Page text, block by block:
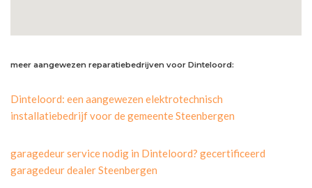
meer aangewezen reparatiebedrijven voor Dinteloord:
Dinteloord: een aangewezen elektrotechnisch
installatiebedrijf voor de gemeente Steenbergen
garagedeur service nodig in Dinteloord? gecertificeerd
garagedeur dealer Steenbergen